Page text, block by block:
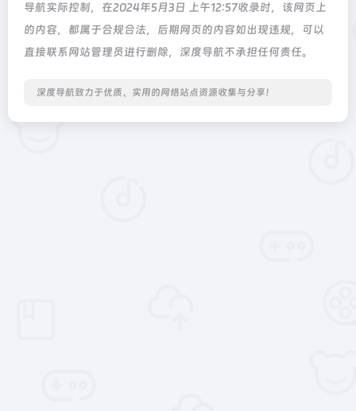
导航实际控制，在2024年5月3日 上午12:57收录时，该网页上
的内容，都属于合规合法，后期网页的内容如出现违规，可以
直接联系网站管理员进行删除，深度导航不承担任何责任。
深度导航致力于优质、实用的网络站点资源收集与分享！